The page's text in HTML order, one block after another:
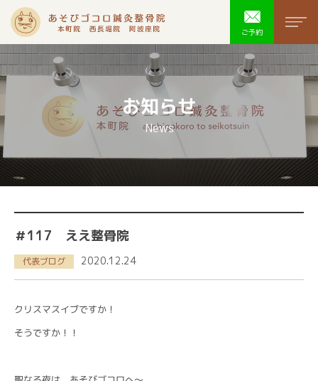
ご予約
あそびゴコ
お知らせ
News
＃117 ええ整骨院
代表ブログ 2020.12.24
クリスマスイブですか！
そうですか！！